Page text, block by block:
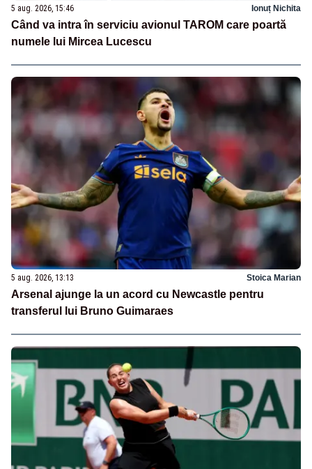
5 aug. 2026, 15:46 Ionuț Nichita
Când va intra în serviciu avionul TAROM care poartă
numele lui Mircea Lucescu
5 aug. 2026, 13:13 Stoica Marian
Arsenal ajunge la un acord cu Newcastle pentru
transferul lui Bruno Guimaraes